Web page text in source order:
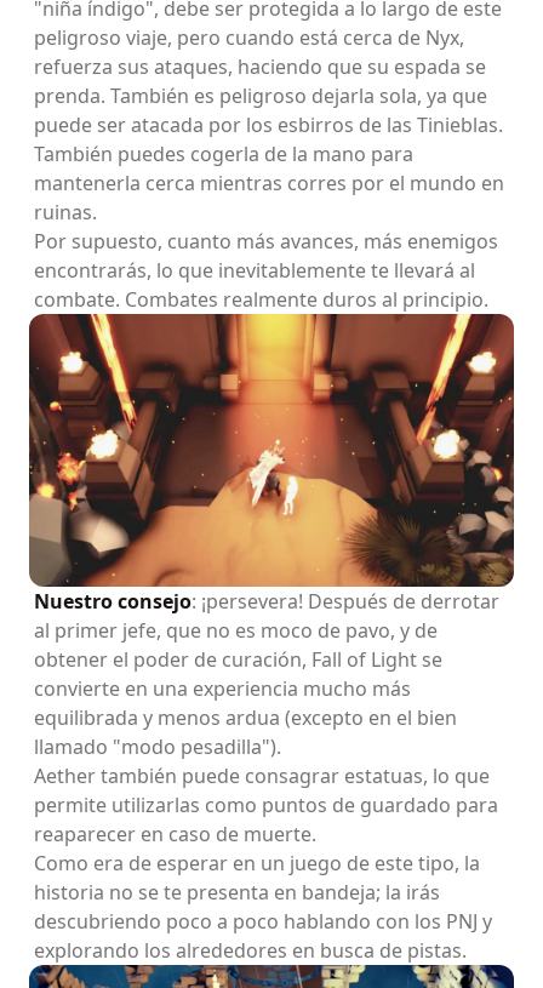
"niña índigo", debe ser protegida a lo largo de este
peligroso viaje, pero cuando está cerca de Nyx,
refuerza sus ataques, haciendo que su espada se
prenda. También es peligroso dejarla sola, ya que
puede ser atacada por los esbirros de las Tinieblas.
También puedes cogerla de la mano para
mantenerla cerca mientras corres por el mundo en
ruinas.
Por supuesto, cuanto más avances, más enemigos
encontrarás, lo que inevitablemente te llevará al
combate. Combates realmente duros al principio.
Nuestro consejo: ¡persevera! Después de derrotar
al primer jefe, que no es moco de pavo, y de
obtener el poder de curación, Fall of Light se
convierte en una experiencia mucho más
equilibrada y menos ardua (excepto en el bien
llamado "modo pesadilla").
Aether también puede consagrar estatuas, lo que
permite utilizarlas como puntos de guardado para
reaparecer en caso de muerte.
Como era de esperar en un juego de este tipo, la
historia no se te presenta en bandeja; la irás
descubriendo poco a poco hablando con los PNJ y
explorando los alrededores en busca de pistas.